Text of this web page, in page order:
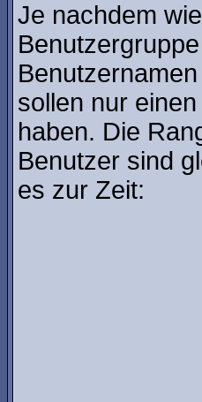
Je nachdem
sollen nur
haben. Die
Benutzer sind
es zur Zeit: